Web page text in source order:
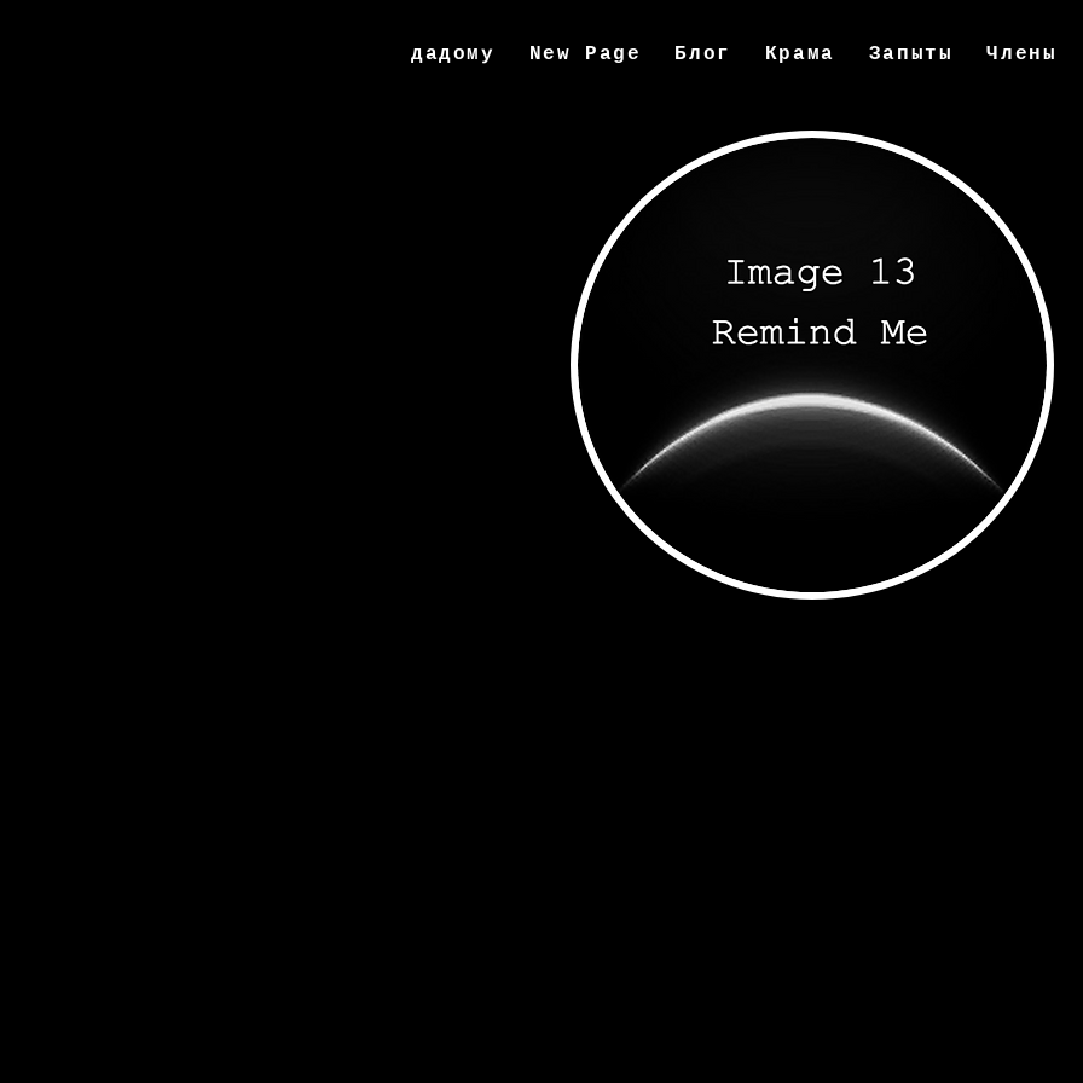
дадому New Page Блог Крама Запыты Члены